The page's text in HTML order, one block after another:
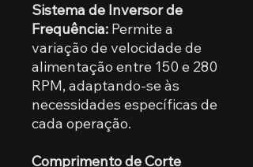
Sistema de Inversor de
Frequência: Permite a
variação de velocidade de
alimentação entre 150 e 280
RPM, adaptando-se às
necessidades específicas de
cada operação.
Comprimento de Corte